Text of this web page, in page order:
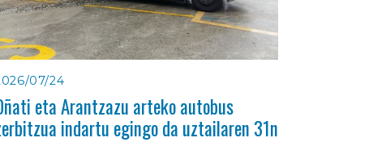
07/24
eta Arantzazu arteko autobus
indartu egingo da uztailaren 31n